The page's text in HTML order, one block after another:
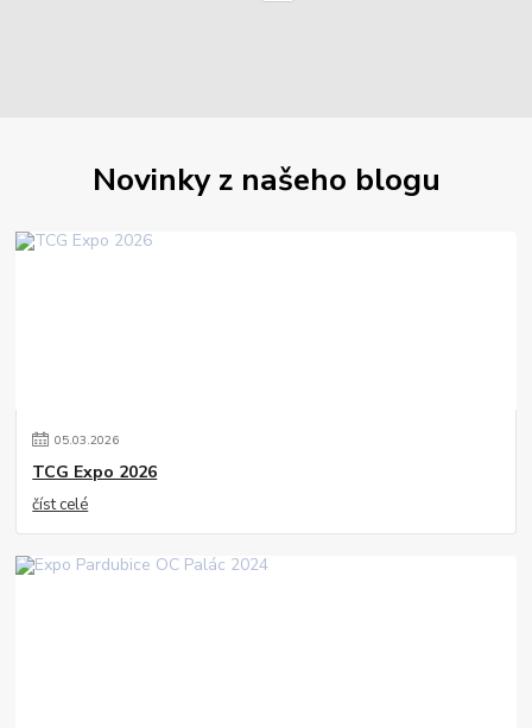
Novinky z našeho blogu
05.03.2026
TCG Expo 2026
číst celé